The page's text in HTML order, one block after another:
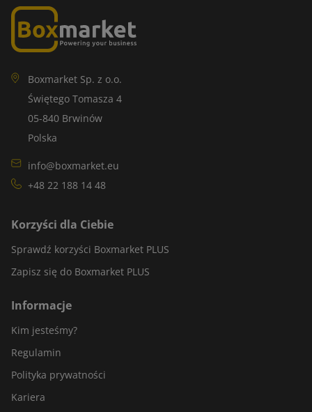
Boxmarket Sp. z o.o.
Świętego Tomasza 4
05-840 Brwinów
Polska
info@boxmarket.eu
+48 22 188 14 48
Korzyści dla Ciebie
Sprawdź korzyści Boxmarket PLUS
Zapisz się do Boxmarket PLUS
Informacje
Kim jesteśmy?
Regulamin
Polityka prywatności
Kariera